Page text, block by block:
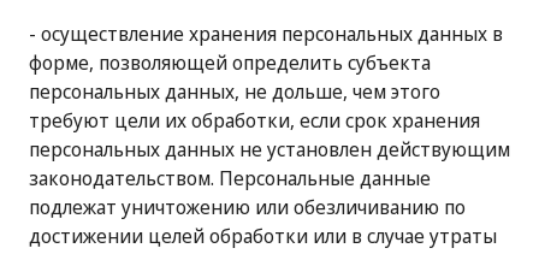
- осуществление хранения персональных данных в
форме, позволяющей определить субъекта
персональных данных, не дольше, чем этого
требуют цели их обработки, если срок хранения
персональных данных не установлен действующим
законодательством. Персональные данные
подлежат уничтожению или обезличиванию по
достижении целей обработки или в случае утраты